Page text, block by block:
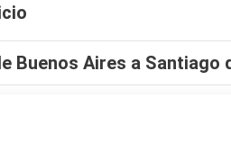
Buenos Aires a Santiago